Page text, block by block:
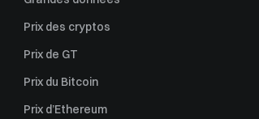
Prix des cryptos
Prix de GT
Prix du Bitcoin
Prix d’Ethereum